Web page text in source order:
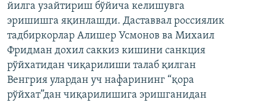
йилга узайтириш бўйича келишувга
эришишга яқинлашди. Даставвал россиялик
тадбиркорлар Алишер Усмонов ва Михаил
Фридман дохил саккиз кишини санкция
рўйхатидан чиқарилиши талаб қилган
Венгрия улардан уч нафарининг “қора
рўйхат”дан чиқарилишига эришганидан